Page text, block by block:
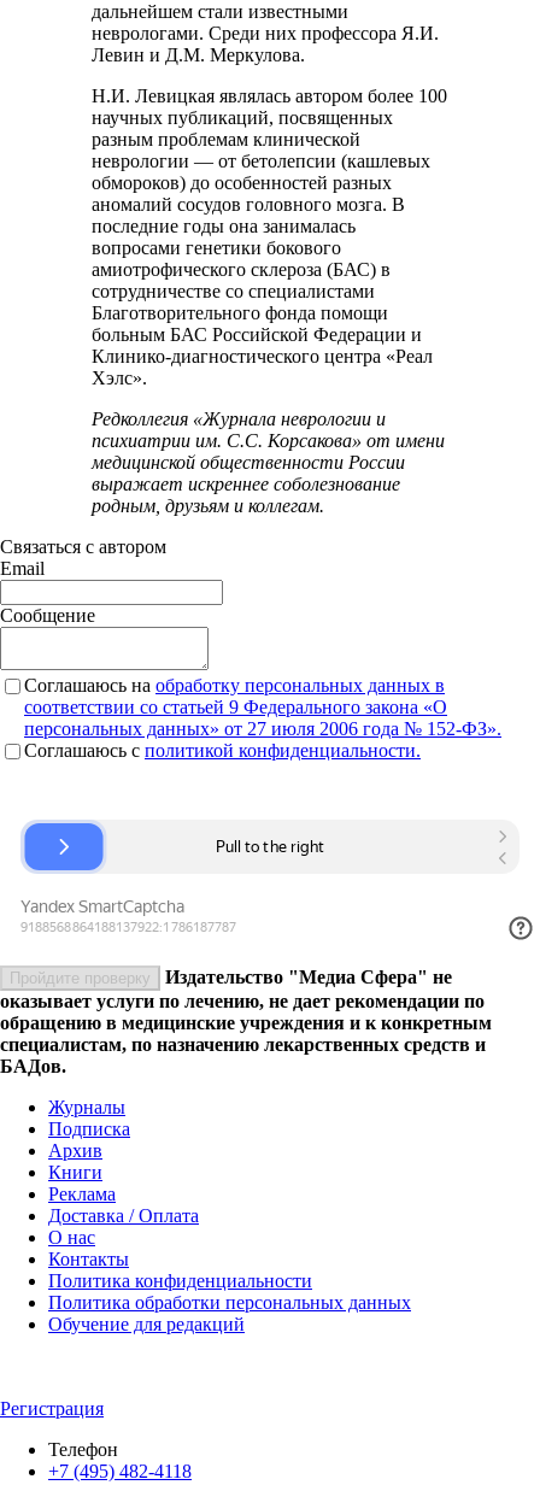
дальнейшем стали известными
неврологами. Среди них профессора Я.И.
Левин и Д.М. Меркулова.
Н.И. Левицкая являлась автором более 100
научных публикаций, посвященных
разным проблемам клинической
неврологии — от бетолепсии (кашлевых
обмороков) до особенностей разных
аномалий сосудов головного мозга. В
последние годы она занималась
вопросами генетики бокового
амиотрофического склероза (БАС) в
сотрудничестве со специалистами
Благотворительного фонда помощи
больным БАС Российской Федерации и
Клинико-диагностического центра «Реал
Хэлс».
Редколлегия «Журнала неврологии и
психиатрии им. С.С. Корсакова» от имени
медицинской общественности России
выражает искреннее соболезнование
родным, друзьям и коллегам.
Связаться с автором
Email
Сообщение
Соглашаюсь на обработку персональных данных в
соответствии со статьей 9 Федерального закона «О
персональных данных» от 27 июля 2006 года № 152-ФЗ».
Соглашаюсь c политикой конфиденциальности.
Пройдите проверку
Издательство "Медиа Сфера" не
оказывает услуги по лечению, не дает рекомендации по
обращению в медицинские учреждения и к конкретным
специалистам, по назначению лекарственных средств и
БАДов.
Журналы
Подписка
Архив
Книги
Реклама
Доставка / Оплата
О нас
Контакты
Политика конфиденциальности
Политика обработки персональных данных
Обучение для редакций
Регистрация
Телефон
+7 (495) 482-4118